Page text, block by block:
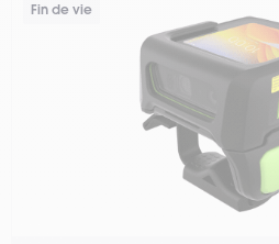
Fin de vie